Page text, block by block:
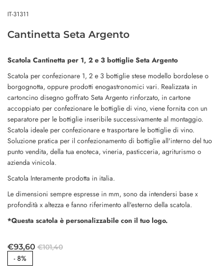
IT-31311
Cantinetta Seta Argento
Scatola Cantinetta per 1, 2 e 3 bottiglie Seta Argento
Scatola per confezionare 1, 2 e 3 bottiglie stese modello bordolese o
borgognotta, oppure prodotti enogastronomici vari. Realizzata in
cartoncino disegno goffrato Seta Argento rinforzato, in cartone
accoppiato per confezionare le bottiglie di vino, viene fornita con un
separatore per le bottiglie inseribile successivamente al montaggio.
Scatola ideale per confezionare e trasportare le bottiglie di vino.
Soluzione pratica per il confezionamento di bottiglie all'interno del tuo
punto vendita, della tua enoteca, vineria, pasticceria, agriturismo o
azienda vinicola.
Scatola Interamente prodotta in italia.
Le dimensioni sempre espresse in mm, sono da intendersi base x
profondità x altezza e fanno riferimento all'esterno della scatola.
*Questa scatola è personalizzabile con il tuo logo.
€93,60 €101,40
- 8%